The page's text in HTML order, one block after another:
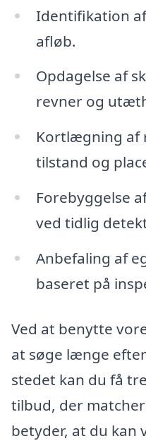
Identifikation
afløb.
Opdagelse af
revner og
Kortlægning af
tilstand og
Forebyggelse
ved tidlig
Anbefaling af
baseret på
Ved at benytte
at søge længe
stedet kan du få
tilbud, der
betyder, at du